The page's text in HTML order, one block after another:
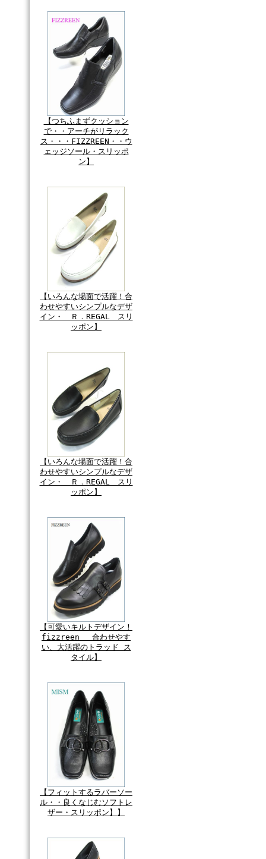
【つちふまずクッション
で・・アーチがリラック
ス・・・FIZZREEN・・ウ
ェッジソール・スリッポ
ン】
【いろんな場面で活躍！合
わせやすいシンプルなデザ
イン・ Ｒ．REGAL スリ
ッポン】
【いろんな場面で活躍！合
わせやすいシンプルなデザ
イン・ Ｒ．REGAL スリ
ッポン】
【可愛いキルトデザイン！
fizzreen 合わせやす
い、大活躍のトラッド ス
タイル】
【フィットするラバーソー
ル・・良くなじむソフトレ
ザー・スリッポン】】